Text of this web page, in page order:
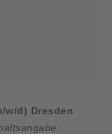
w/d) Dresden